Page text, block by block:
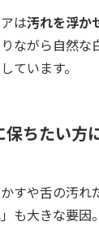
は汚れを浮か
ながら自然な
ています。
保ちたい方
すや舌の汚れ
」も大きな要